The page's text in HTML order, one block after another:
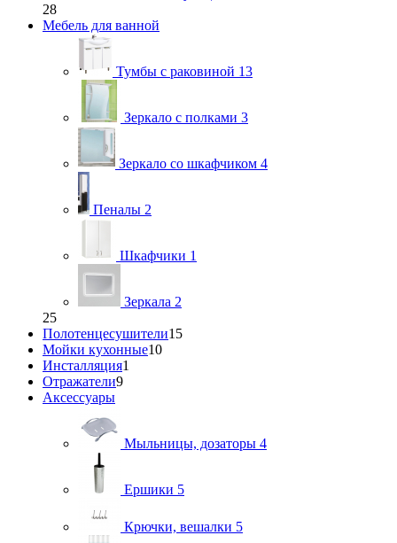
28
Мебель для ванной
Тумбы с раковиной 13
Зеркало с полками 3
Зеркало со шкафчиком 4
Пеналы 2
Шкафчики 1
Зеркала 2
25
Полотенцесушители15
Мойки кухонные10
Инсталляция1
Отражатели9
Аксессуары
Мыльницы, дозаторы 4
Ершики 5
Крючки, вешалки 5